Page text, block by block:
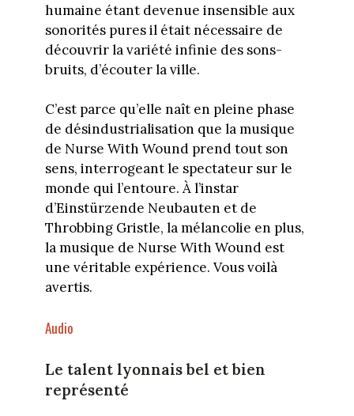
humaine étant devenue insensible aux
sonorités pures il était nécessaire de
découvrir la variété infinie des sons-
bruits, d’écouter la ville.
C’est parce qu’elle naît en pleine phase
de désindustrialisation que la musique
de Nurse With Wound prend tout son
sens, interrogeant le spectateur sur le
monde qui l’entoure. À l’instar
d’Einstürzende Neubauten et de
Throbbing Gristle, la mélancolie en plus,
la musique de Nurse With Wound est
une véritable expérience. Vous voilà
avertis.
Audio
Le talent lyonnais bel et bien
représenté